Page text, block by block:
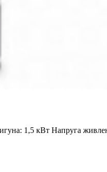
1,5 кВт Напруга